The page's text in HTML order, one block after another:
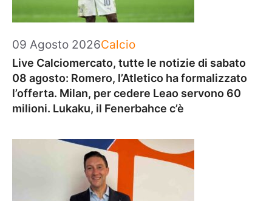
09 Agosto 2026Categorie
Calcio
Live Calciomercato, tutte le notizie di sabato
08 agosto: Romero, l’Atletico ha formalizzato
l’offerta. Milan, per cedere Leao servono 60
milioni. Lukaku, il Fenerbahce c’è